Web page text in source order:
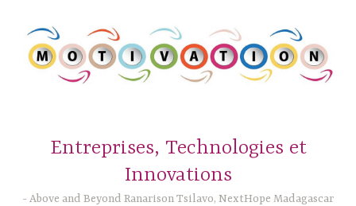
contenu
principal
Entreprises, Technologies et
Innovations
Above and Beyond Ranarison Tsilavo, NextHope Madagascar